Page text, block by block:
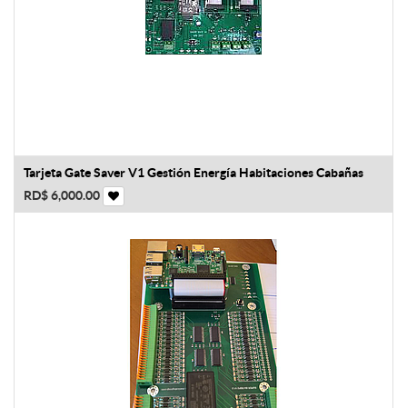
Tarjeta Gate Saver V1 Gestión Energía Habitaciones Cabañas
RD$6,000.00